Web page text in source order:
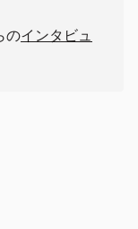
のインタビュ